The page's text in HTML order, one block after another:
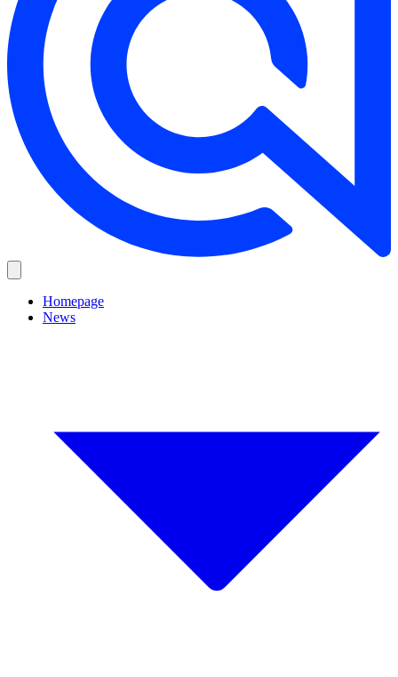
Homepage
News